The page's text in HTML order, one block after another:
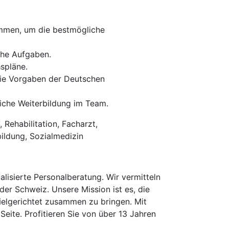
um die bestmögliche
Aufgaben.
Vorgaben der Deutschen
Weiterbildung im Team.
Rehabilitation, Facharzt,
Sozialmedizin
Personalberatung. Wir vermitteln
Schweiz. Unsere Mission ist es, die
zusammen zu bringen. Mit
Profitieren Sie von über 13 Jahren